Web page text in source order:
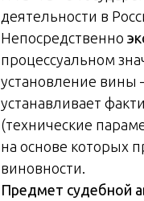
деятельности в
Непосредственно
процессуальном
установление вины
устанавливает
(технические
на основе которых
виновности.
Предмет судебной